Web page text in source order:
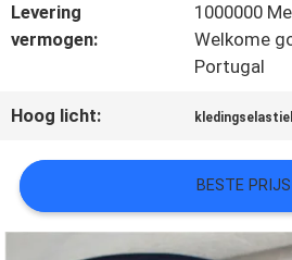
GEVALLEN
VR
SHOW
SITEMAP
Levering
vermogen:
1000000
Welkome
Portugal
Hoog licht:
BESTE PRIJS